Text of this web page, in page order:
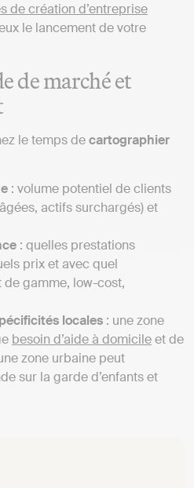
de création d’entreprise
le lancement de votre
de marché et
le temps decartographier
: volume potentiel de clients
actifs surchargés) et
: quelles prestations
prix et avec quel
de gamme, low-cost,
locales : une zone
besoin d’aide à domicileet de
zone urbaine peut
sur la garde d’enfants et